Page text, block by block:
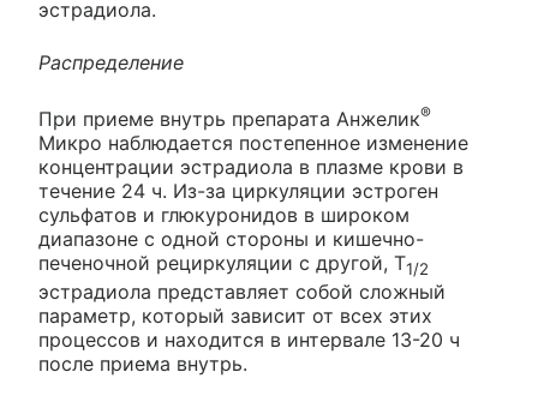
эстрадиола.
Распределение
При приеме внутрь препарата Анжелик®
Микро наблюдается постепенное изменение
концентрации эстрадиола в плазме крови в
течение 24 ч. Из-за циркуляции эстроген
сульфатов и глюкуронидов в широком
диапазоне с одной стороны и кишечно-
печеночной рециркуляции с другой, T1/2
эстрадиола представляет собой сложный
параметр, который зависит от всех этих
процессов и находится в интервале 13-20 ч
после приема внутрь.